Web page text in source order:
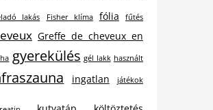
lakás Fisher klíma fólia fűtés
Greffe de cheveux en
gyerekülés gél lakk használt
ingatlan játékok